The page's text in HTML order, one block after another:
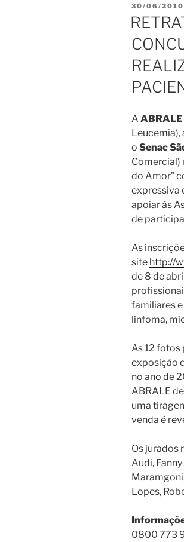
PUBLICADO
EM
30/06/2010
A ABRALE
Leucemia),
o Senac
Comercial)
do Amor”
expressiva
apoiar às
de
As
site http://
de 8 de
familiares
linfoma,
As 12
exposição
no ano de
ABRALE
uma
venda é
Os jurados
Audi,
Lopes,
0800 773